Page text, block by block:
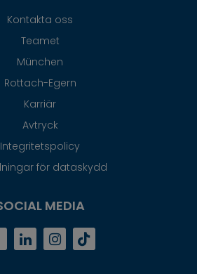
Kontakta oss
Teamet
München
Rottach-Egern
Karriär
Avtryck
Integritetspolicy
för dataskydd
MEDIA